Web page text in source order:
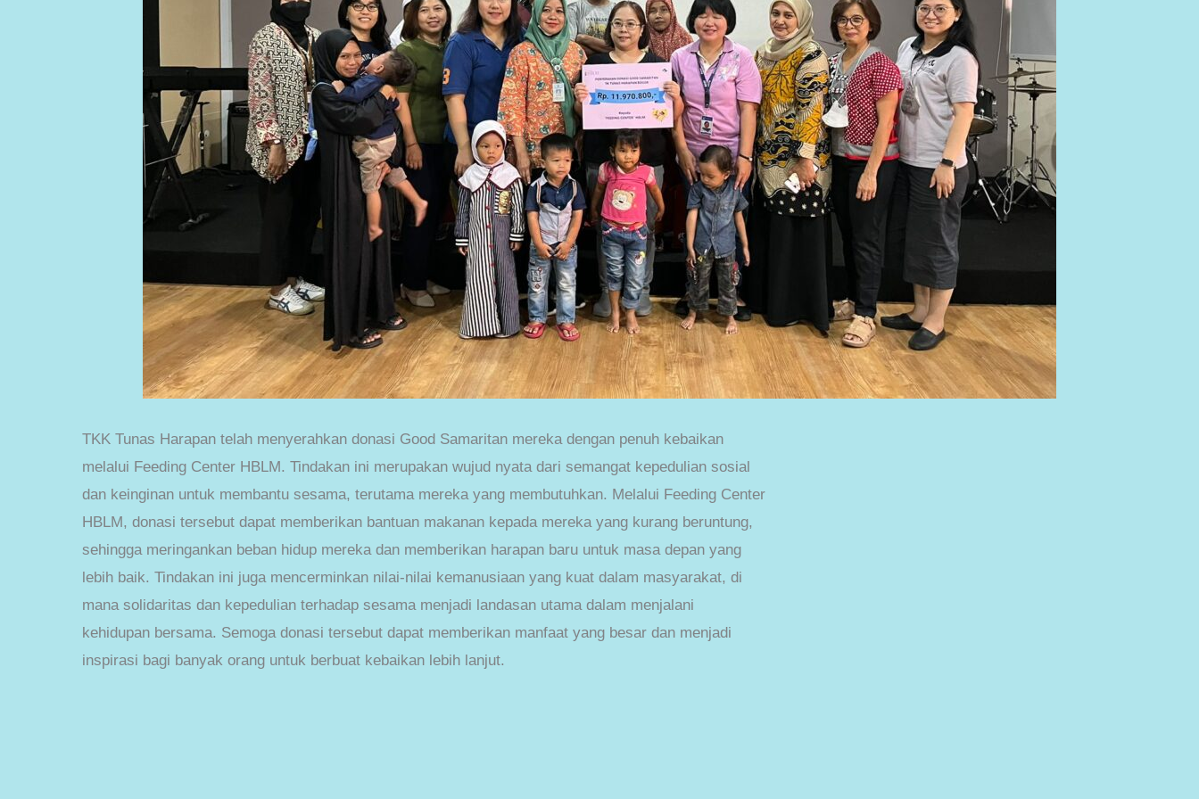
TKK Tunas Harapan telah menyerahkan donasi Good Samaritan mereka dengan penuh kebaikan
melalui Feeding Center HBLM. Tindakan ini merupakan wujud nyata dari semangat kepedulian sosial
dan keinginan untuk membantu sesama, terutama mereka yang membutuhkan. Melalui Feeding Center
HBLM, donasi tersebut dapat memberikan bantuan makanan kepada mereka yang kurang beruntung,
sehingga meringankan beban hidup mereka dan memberikan harapan baru untuk masa depan yang
lebih baik. Tindakan ini juga mencerminkan nilai-nilai kemanusiaan yang kuat dalam masyarakat, di
mana solidaritas dan kepedulian terhadap sesama menjadi landasan utama dalam menjalani
kehidupan bersama. Semoga donasi tersebut dapat memberikan manfaat yang besar dan menjadi
inspirasi bagi banyak orang untuk berbuat kebaikan lebih lanjut.